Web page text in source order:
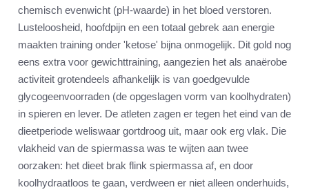
chemisch evenwicht (pH-waarde) in het bloed verstoren.
Lusteloosheid, hoofdpijn en een totaal gebrek aan energie
maakten training onder 'ketose' bijna onmogelijk. Dit gold nog
eens extra voor gewichttraining, aangezien het als anaërobe
activiteit grotendeels afhankelijk is van goedgevulde
glycogeenvoorraden (de opgeslagen vorm van koolhydraten)
in spieren en lever. De atleten zagen er tegen het eind van de
dieetperiode weliswaar gortdroog uit, maar ook erg vlak. Die
vlakheid van de spiermassa was te wijten aan twee
oorzaken: het dieet brak flink spiermassa af, en door
koolhydraatloos te gaan, verdween er niet alleen onderhuids,